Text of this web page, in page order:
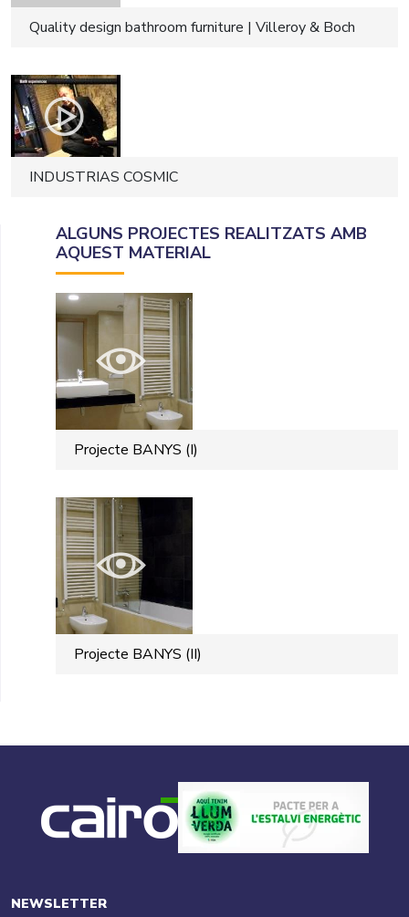
Quality design bathroom furniture | Villeroy & Boch
INDUSTRIAS COSMIC
ALGUNS PROJECTES REALITZATS AMB
AQUEST MATERIAL
Projecte BANYS (I)
Projecte BANYS (II)
NEWSLETTER